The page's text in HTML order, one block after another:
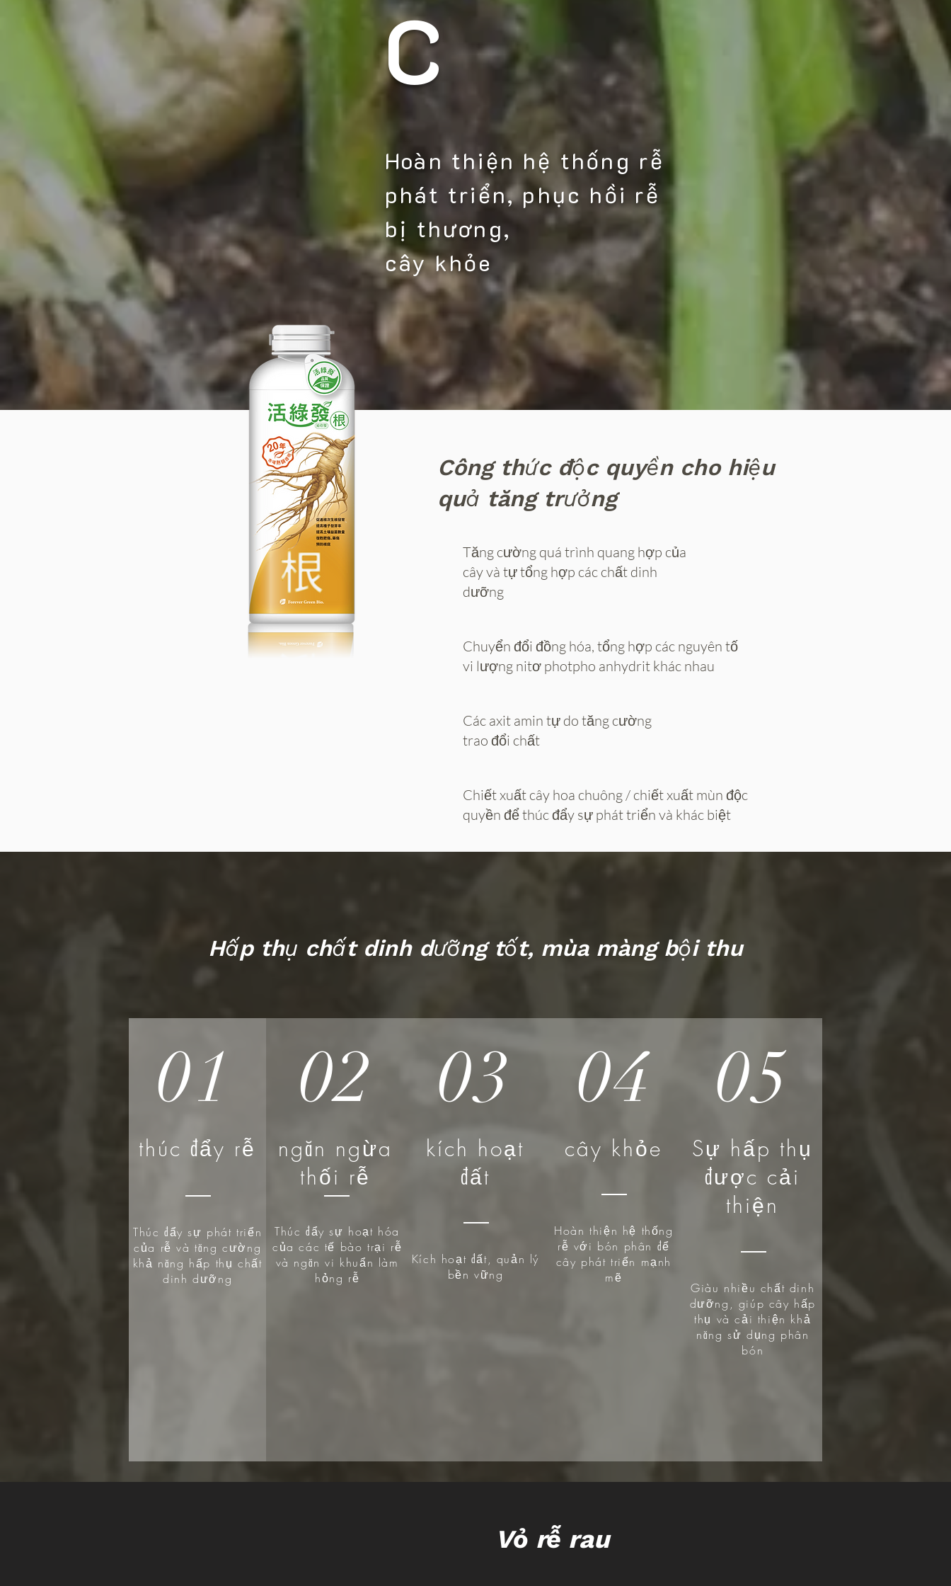
c
Hoàn thiện hệ thống rễ
phát triển, phục hồi rễ
bị thương,
cây khỏe
Công thức độc quyền cho hiệu
quả tăng trưởng
Tăng cường quá trình quang hợp của
cây và tự tổng hợp các chất dinh
dưỡng
Chuyển đổi đồng hóa, tổng hợp các nguyên tố
vi lượng nitơ photpho anhydrit khác nhau
Các axit amin tự do tăng cường
trao đổi chất
Chiết xuất cây hoa chuông / chiết xuất mùn độc
quyền để thúc đẩy sự phát triển và khác biệt
Hấp thụ chất dinh dưỡng tốt, mùa màng bội thu
thúc đẩy rễ
Thúc đẩy sự phát triển
của rễ và tăng cường
khả năng hấp thụ chất
dinh dưỡng
02
Thúc đẩy sự hoạt hóa
của các tế bào trại rễ
và ngăn vi khuẩn làm
hỏng rễ
03
kích hoạt
đất
Kích hoạt đất, quản lý
bền vững
04
cây khỏe
Hoàn thiện hệ thống
rễ với bón phân để
cây phát triển mạnh
mẽ
05
Sự hấp thụ
được cải
thiện
Giàu nhiều chất dinh
dưỡng, giúp cây hấp
thụ và cải thiện khả
năng sử dụng phân
bón
01
ngăn ngừa
thối rễ
Vỏ rễ rau